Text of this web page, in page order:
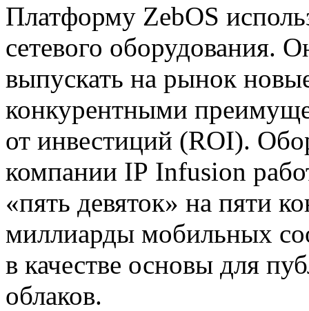
Платформу ZebOS
сетевого оборудования.
выпускать на рынок
конкурентными
от инвестиций (ROI).
компании IP Infusion
«пять девяток» на пяти
миллиарды мобильных
в качестве основы для
облаков.